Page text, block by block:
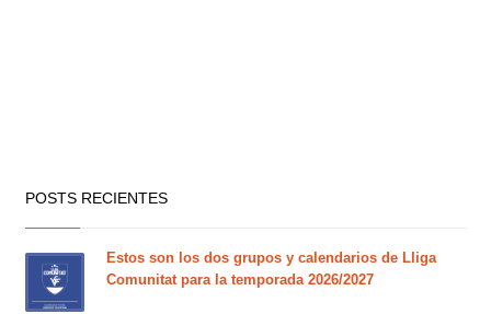
POSTS RECIENTES
Estos son los dos grupos y calendarios de Lliga
Comunitat para la temporada 2026/2027